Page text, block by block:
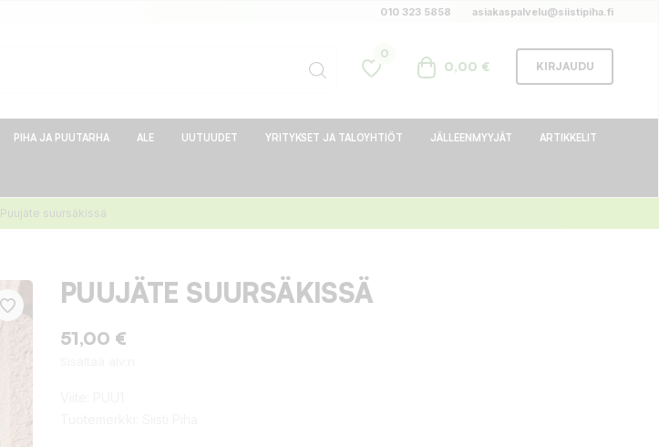
010 323 5858 asiakaspalvelu@siistipiha.fi
0
0,00 € KIRJAUDU
PIHA JA PUUTARHA ALE UUTUUDET YRITYKSET JA TALOYHTIÖT JÄLLEENMYYJÄT ARTIKKELIT
Puujäte suursäkissä
PUUJÄTE SUURSÄKISSÄ
51,00 €